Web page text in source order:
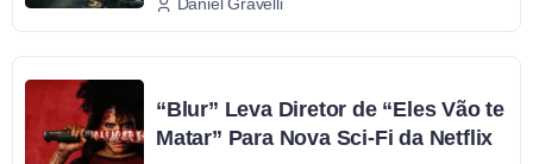
“Blur” Leva Diretor de “Eles Vão te
Matar” Para Nova Sci-Fi da Netflix